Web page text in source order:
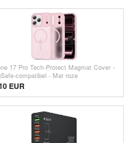
17 Pro Tech-Protect Magmat Cover -
compatibel - Mat roze
EUR